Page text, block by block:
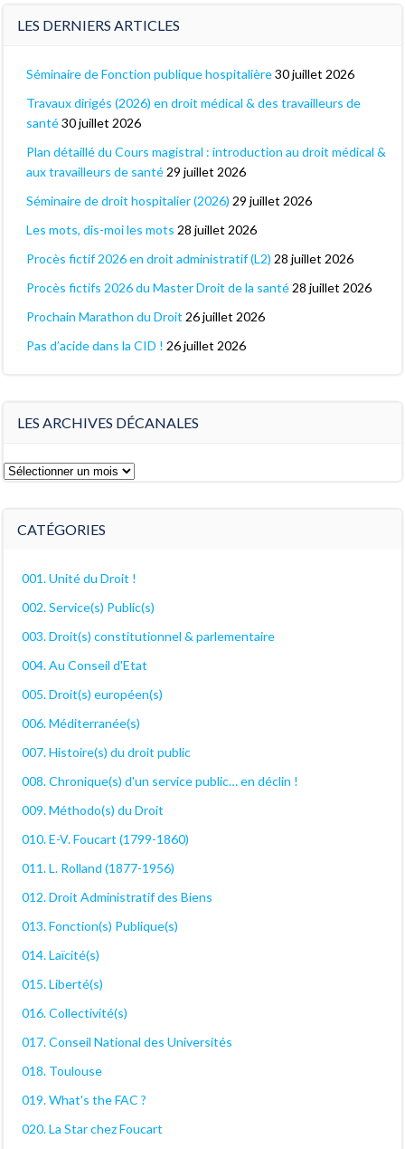
LES DERNIERS ARTICLES
Séminaire de Fonction publique hospitalière30 juillet 2026
Travaux dirigés (2026) en droit médical & des travailleurs de
santé30 juillet 2026
Plan détaillé du Cours magistral : introduction au droit médical &
aux travailleurs de santé 29 juillet 2026
Séminaire de droit hospitalier (2026) 29 juillet 2026
Les mots, dis-moi les mots 28 juillet 2026
Procès fictif 2026 en droit administratif (L2) 28 juillet 2026
Procès fictifs 2026 du Master Droit de la santé 28 juillet 2026
Prochain Marathon du Droit 26 juillet 2026
Pas d’acide dans la CID ! 26 juillet 2026
LES ARCHIVES DÉCANALES
Les
CATÉGORIES
001. Unité du Droit !
002. Service(s) Public(s)
003. Droit(s) constitutionnel & parlementaire
004. Au Conseil d'Etat
005. Droit(s) européen(s)
006. Méditerranée(s)
007. Histoire(s) du droit public
008. Chronique(s) d'un service public… en déclin !
009. Méthodo(s) du Droit
010. E-V. Foucart (1799-1860)
011. L. Rolland (1877-1956)
012. Droit Administratif des Biens
013. Fonction(s) Publique(s)
014. Laïcité(s)
015. Liberté(s)
016. Collectivité(s)
017. Conseil National des Universités
018. Toulouse
019. What's the FAC ?
020. La Star chez Foucart